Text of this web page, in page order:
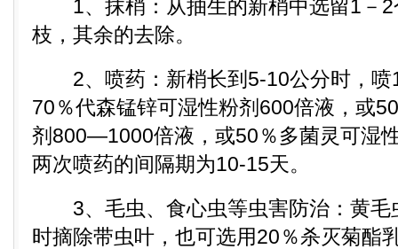
1、抹梢：从抽生的新梢中选留1－2
枝，其余的去除。
2、喷药：新梢长到5-10公分时，喷
70％代森锰锌可湿性粉剂600倍液，或
剂800—1000倍液，或50％多菌灵可湿
两次喷药的间隔期为10-15天。
3、毛虫、食心虫等虫害防治：黄毛
时摘除带虫叶，也可选用20％杀灭菊酯